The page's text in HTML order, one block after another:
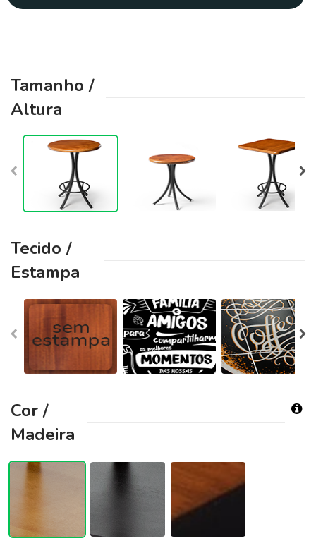
Tamanho /
Altura
Tecido /
Estampa
Cor /
Madeira